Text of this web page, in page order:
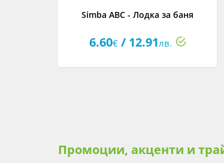
Simba ABC - Лодка за баня
6.60€/ 12.91лв.
Промоции, акценти и